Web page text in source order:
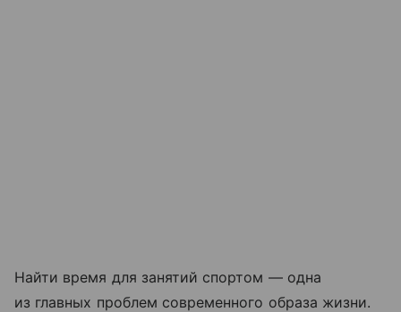
Найти время для занятий спортом — одна
из главных проблем современного образа жизни.